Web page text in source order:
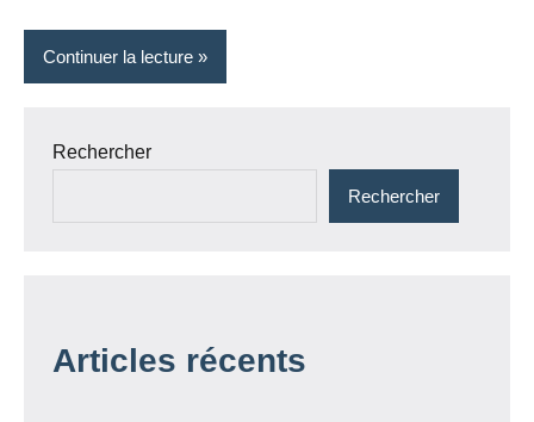
Continuer la lecture
Rechercher
Rechercher
Articles récents